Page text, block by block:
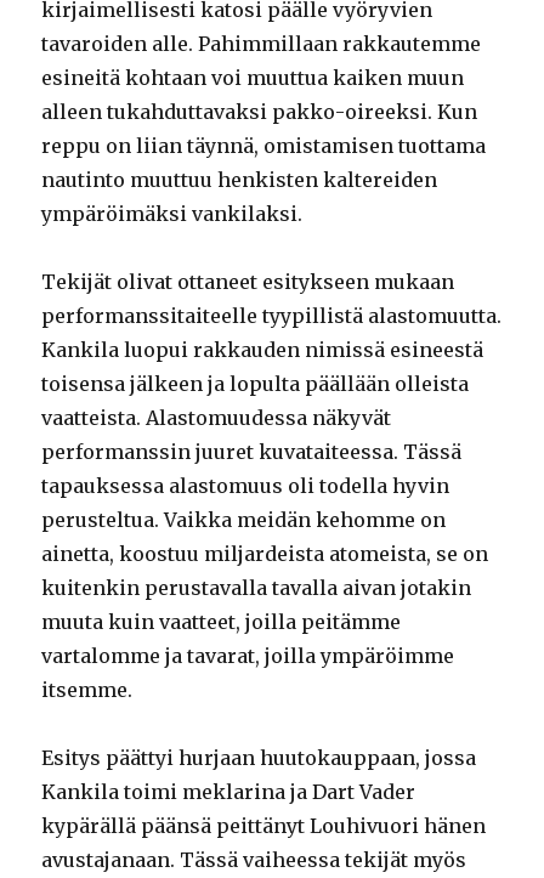
kirjaimellisesti katosi päälle vyöryvien
tavaroiden alle. Pahimmillaan rakkautemme
esineitä kohtaan voi muuttua kaiken muun
alleen tukahduttavaksi pakko-oireeksi. Kun
reppu on liian täynnä, omistamisen tuottama
nautinto muuttuu henkisten kaltereiden
ympäröimäksi vankilaksi.
Tekijät olivat ottaneet esitykseen mukaan
performanssitaiteelle tyypillistä alastomuutta.
Kankila luopui rakkauden nimissä esineestä
toisensa jälkeen ja lopulta päällään olleista
vaatteista. Alastomuudessa näkyvät
performanssin juuret kuvataiteessa. Tässä
tapauksessa alastomuus oli todella hyvin
perusteltua. Vaikka meidän kehomme on
ainetta, koostuu miljardeista atomeista, se on
kuitenkin perustavalla tavalla aivan jotakin
muuta kuin vaatteet, joilla peitämme
vartalomme ja tavarat, joilla ympäröimme
itsemme.
Esitys päättyi hurjaan huutokauppaan, jossa
Kankila toimi meklarina ja Dart Vader
kypärällä päänsä peittänyt Louhivuori hänen
avustajanaan. Tässä vaiheessa tekijät myös